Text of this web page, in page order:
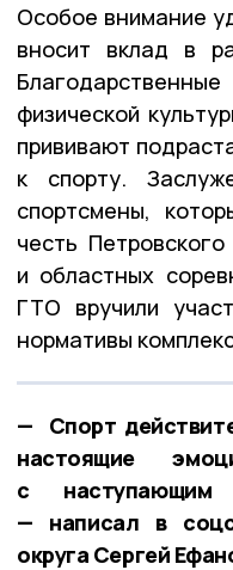
Особое внимание
вносит вклад в
физической
прививают
к спорту.
спортсмены,
честь
и областных
ГТО вручили
нормативы
— Спорт
настоящие
с наступающим
— написал в
округа Сергей